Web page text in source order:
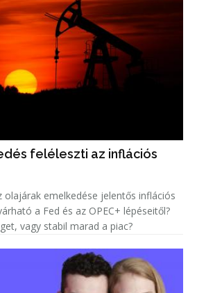
feléleszti az inflációs
olajárak emelkedése jelentős inflációs
a Fed és az OPEC+ lépéseitől?
vagy stabil marad a piac?